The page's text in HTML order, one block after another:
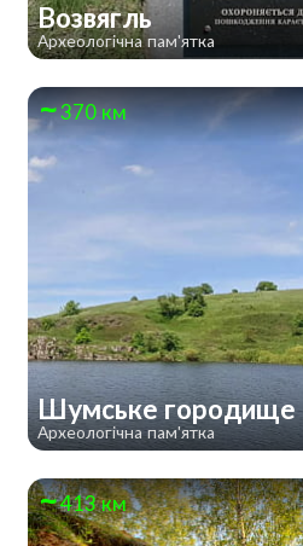
Возвягль
Археологічна пам'ятка
370 км
Шумське городище
Археологічна пам'ятка
413 км